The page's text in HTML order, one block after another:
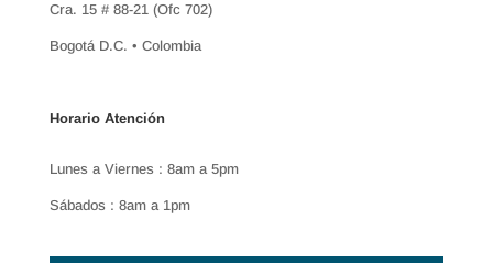
Cra. 15 # 88-21 (Ofc 702)
Bogotá D.C. • Colombia
Horario Atención
Lunes a Viernes : 8am a 5pm
Sábados : 8am a 1pm